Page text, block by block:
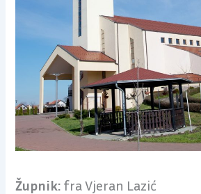
Župnik: fra Vjeran Lazić